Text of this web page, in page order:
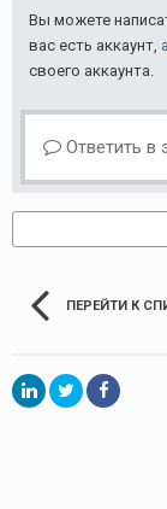
Вы можете
вас есть аккаунт,
своего аккаунта.
Ответить в
ПЕРЕЙТИ К